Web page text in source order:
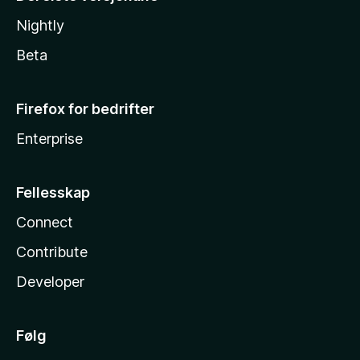
Nightly
Beta
Firefox for bedrifter
Enterprise
Fellesskap
Connect
Contribute
Developer
Følg